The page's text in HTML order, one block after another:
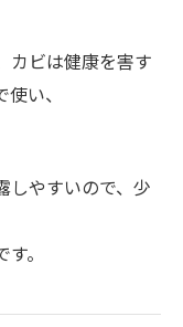
カビは健康を害す
い、
しやすいので、少
。